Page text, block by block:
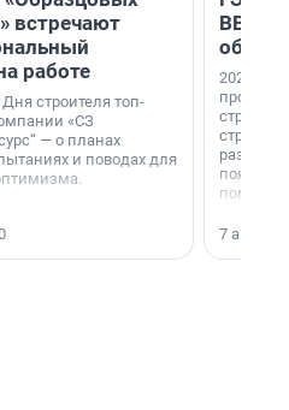
встречают
работе
строителя топ-
«СЗ
— о планах
и поводах для
ВВП: в
об
2026-й —
раз. В
7